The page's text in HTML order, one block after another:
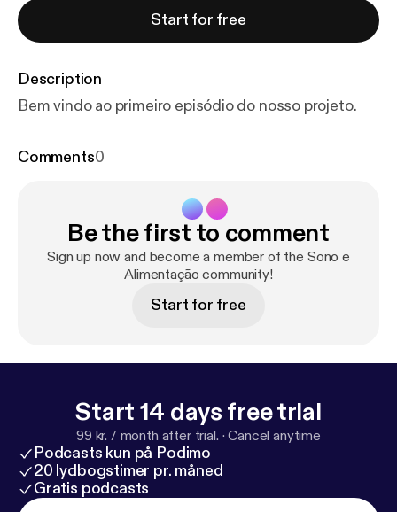
Start for free
Description
Bem vindo ao primeiro episódio do nosso projeto.
Comments0
Be the first to comment
Sign up now and become a member of the Sono e
Alimentação community!
Start for free
Start 14 days free trial
99 kr. / month after trial. ·Cancel anytime
Podcasts kun på Podimo
20 lydbogstimer pr. måned
Gratis podcasts